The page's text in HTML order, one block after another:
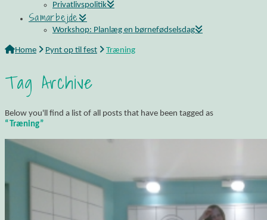
Privatlivspolitik
Samarbejde
Workshop: Planlæg en børnefødselsdag
Home Pynt op til fest Træning
Tag Archive
Below you'll find a list of all posts that have been tagged as
“Træning”